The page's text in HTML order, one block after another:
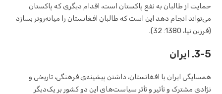
حمایت از طالبان به نفع پاکستان است، اقدام دیگری که پاکستان
می‌تواند انجام دهد این است که طالبانِ افغانستان را میانه‌روتر بسازد
(فرزین نیا، 1380: 32).
3-5. ایران
همسایگی ایران با افغانستان، داشتن پیشینه‌ی فرهنگی، تاریخی و
نژادی مشترک و تأثیر و تأثر سیاست‌های این دو کشور بر یک‌دیگر